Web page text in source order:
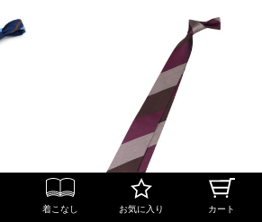
着こなし お気に入り カート